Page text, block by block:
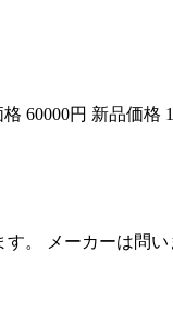
円 新品価格
。 メーカーは問